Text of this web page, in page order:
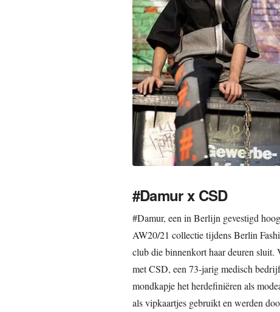
#Damur x CSD
#Damur, een in Berlijn gevestigd
AW20/21 collectie tijdens Berlin
club die binnenkort haar deuren sluit.
met CSD, een 73-jarig medisch
mondkapje het herdefiniëren als
als vipkaartjes gebruikt en werden